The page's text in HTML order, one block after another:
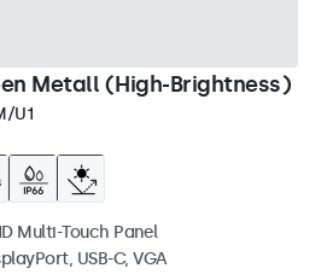
Metall (High-Brightness)
U1
Multi-Touch Panel
USB-C, VGA